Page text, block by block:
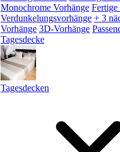
Monochrome Vorhänge Fertige
Verdunkelungsvorhänge + 3
Vorhänge 3D-Vorhänge
Tagesdecke
Tagesdecken